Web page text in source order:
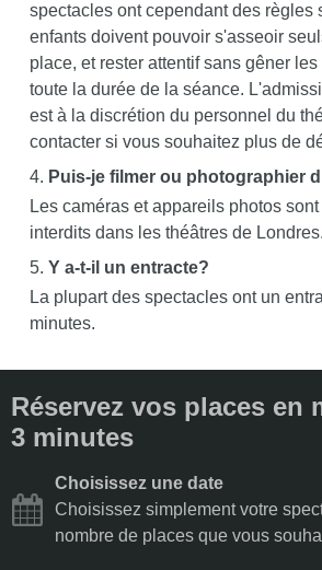
spectacles ont cependant des règles
enfants doivent pouvoir s'asseoir
place, et rester attentif sans gêner
toute la durée de la séance.
est à la discrétion du personnel du
contacter si vous souhaitez plus de
Puis-je filmer ou photographier
Les caméras et appareils photos
interdits dans les théâtres de Londres.
Y a-t-il un entracte?
La plupart des spectacles ont un
minutes.
Réservez vos places en
3 minutes
Choisissez une date
Choisissez simplement votre
nombre de places que vous